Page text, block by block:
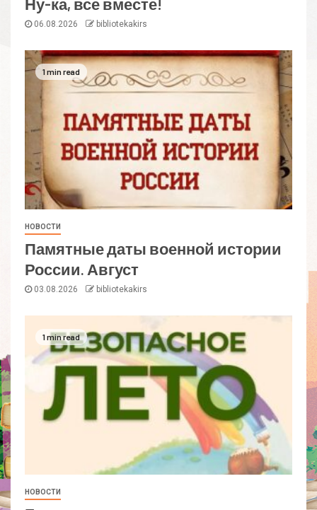
06.08.2026 bibliotekakirs
1 min read
НОВОСТИ
Памятные даты военной истории
России. Август
03.08.2026 bibliotekakirs
1 min read
НОВОСТИ